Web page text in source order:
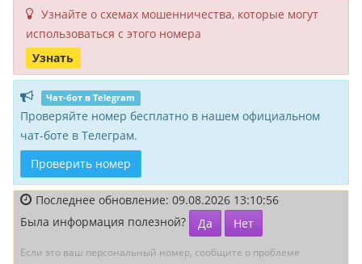
Узнайте о схемах мошенни­чества, кото­рые могут
исполь­зоваться с этого номера
Узнать
Чат-бот в Telegram
Проверяйте номер бесплатно в нашем официальном
чат-боте в Телеграм.
Проверить номер
Последнее обновление: 09.08.2026 13:10:56
Была информация полезной?
Да Нет
Если это ваш персональный номер, сообщите о проблеме